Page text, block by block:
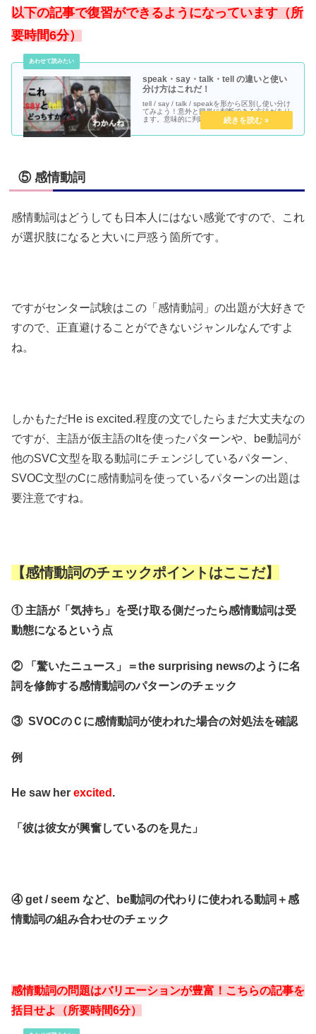
以下の記事で復習ができるようになっています（所
要時間6分）
speak・say・talk・tell の違いと使い
分け方はこれだ！
tell / say / talk / speakを形から区別し使い分け
てみよう！意外と簡単に判断できる方法があり
ます。意味的に判断しようとすると難しいこれ
らの言葉も視点を変えるとこれが明確に判断で
きるようになるんです。的確に表現して英作文
⑤ 感情動詞
感情動詞はどうしても日本人にはない感覚ですので、これ
が選択肢になると大いに戸惑う箇所です。
ですがセンター試験はこの「感情動詞」の出題が大好きで
すので、正直避けることができないジャンルなんですよ
ね。
しかもただHe is excited.程度の文でしたらまだ大丈夫なの
ですが、主語が仮主語のItを使ったパターンや、be動詞が
他のSVC文型を取る動詞にチェンジしているパターン、
SVOC文型のCに感情動詞を使っているパターンの出題は
要注意ですね。
【感情動詞のチェックポイントはここだ】
① 主語が「気持ち」を受け取る側だったら感情動詞は受
動態になるという点
② 「驚いたニュース」＝the surprising newsのように名
詞を修飾する感情動詞のパターンのチェック
③ SVOCのＣに感情動詞が使われた場合の対処法を確認
例
He saw her excited .
「彼は彼女が興奮しているのを見た」
④ get / seem など、be動詞の代わりに使われる動詞＋感
情動詞の組み合わせのチェック
感情動詞の問題はバリエーションが豊富！こちらの記事を
括目せよ（所要時間6分）